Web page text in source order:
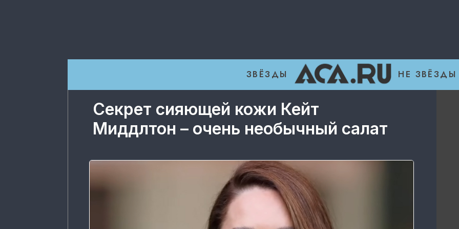
ЗВЁЗДЫ НЕ ЗВЁЗДЫ
Секрет сияющей кожи Кейт
Миддлтон – очень необычный салат